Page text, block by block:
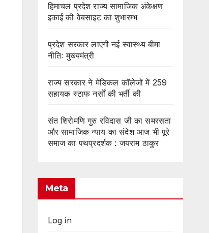
हिमाचल प्रदेश राज्य सामाजिक अंकेक्षण
इकाई की वेबसाइट का शुभारम्भ
प्रदेश सरकार लाएगी नई स्वास्थ्य बीमा
नीतिः मुख्यमंत्री
राज्य सरकार ने मेडिकल कॉलेजों में 259
सहायक स्टाफ नर्सों की भर्ती की
संत शिरोमणि गुरु रविदास जी का समरसता
और सामाजिक न्याय का संदेश आज भी पूरे
समाज का पथप्रदर्शक : जयराम ठाकुर
Meta
Log in